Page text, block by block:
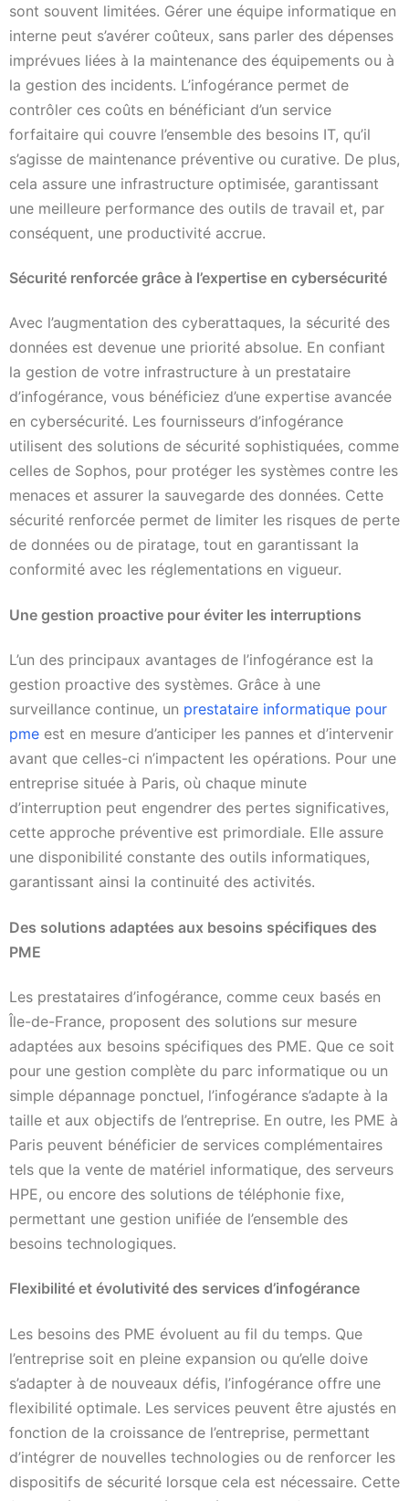
sont souvent limitées. Gérer une équipe informatique en
interne peut s’avérer coûteux, sans parler des dépenses
imprévues liées à la maintenance des équipements ou à
la gestion des incidents. L’infogérance permet de
contrôler ces coûts en bénéficiant d’un service
forfaitaire qui couvre l’ensemble des besoins IT, qu’il
s’agisse de maintenance préventive ou curative. De plus,
cela assure une infrastructure optimisée, garantissant
une meilleure performance des outils de travail et, par
conséquent, une productivité accrue.
Sécurité renforcée grâce à l’expertise en cybersécurité
Avec l’augmentation des cyberattaques, la sécurité des
données est devenue une priorité absolue. En confiant
la gestion de votre infrastructure à un prestataire
d’infogérance, vous bénéficiez d’une expertise avancée
en cybersécurité. Les fournisseurs d’infogérance
utilisent des solutions de sécurité sophistiquées, comme
celles de Sophos, pour protéger les systèmes contre les
menaces et assurer la sauvegarde des données. Cette
sécurité renforcée permet de limiter les risques de perte
de données ou de piratage, tout en garantissant la
conformité avec les réglementations en vigueur.
Une gestion proactive pour éviter les interruptions
L’un des principaux avantages de l’infogérance est la
gestion proactive des systèmes. Grâce à une
surveillance continue, un prestataire informatique pour
pme est en mesure d’anticiper les pannes et d’intervenir
avant que celles-ci n’impactent les opérations. Pour une
entreprise située à Paris, où chaque minute
d’interruption peut engendrer des pertes significatives,
cette approche préventive est primordiale. Elle assure
une disponibilité constante des outils informatiques,
garantissant ainsi la continuité des activités.
Des solutions adaptées aux besoins spécifiques des
PME
Les prestataires d’infogérance, comme ceux basés en
Île-de-France, proposent des solutions sur mesure
adaptées aux besoins spécifiques des PME. Que ce soit
pour une gestion complète du parc informatique ou un
simple dépannage ponctuel, l’infogérance s’adapte à la
taille et aux objectifs de l’entreprise. En outre, les PME à
Paris peuvent bénéficier de services complémentaires
tels que la vente de matériel informatique, des serveurs
HPE, ou encore des solutions de téléphonie fixe,
permettant une gestion unifiée de l’ensemble des
besoins technologiques.
Flexibilité et évolutivité des services d’infogérance
Les besoins des PME évoluent au fil du temps. Que
l’entreprise soit en pleine expansion ou qu’elle doive
s’adapter à de nouveaux défis, l’infogérance offre une
flexibilité optimale. Les services peuvent être ajustés en
fonction de la croissance de l’entreprise, permettant
d’intégrer de nouvelles technologies ou de renforcer les
dispositifs de sécurité lorsque cela est nécessaire. Cette